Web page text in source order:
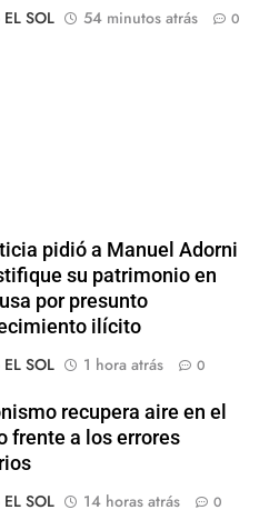
SOL
54 minutos atrás 0
pidió a Manuel Adorni
su patrimonio en
por presunto
ilícito
SOL
1 hora atrás 0
recupera aire en el
frente a los errores
SOL
14 horas atrás 0